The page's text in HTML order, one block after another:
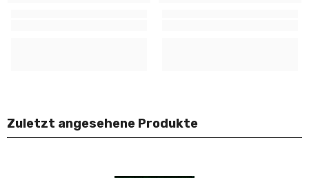
Zuletzt angesehene Produkte